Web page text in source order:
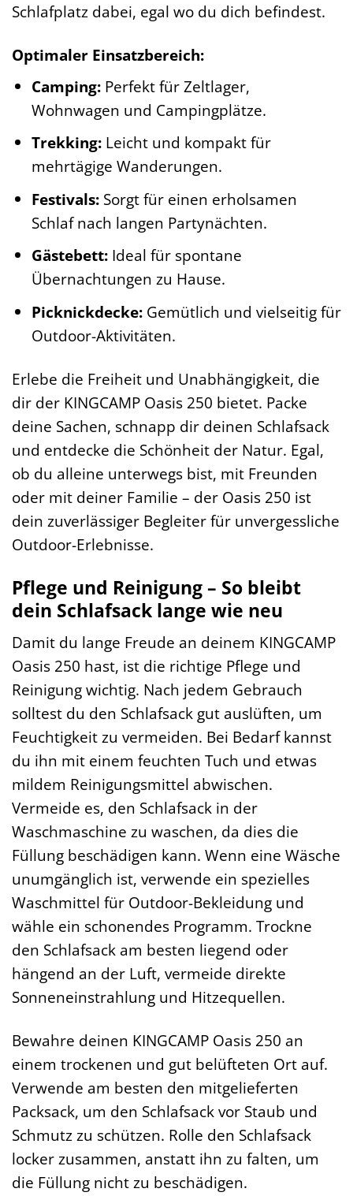
Schlafplatz dabei, egal wo du dich befindest.
Optimaler Einsatzbereich:
Camping:Perfekt für Zeltlager,
Wohnwagen und Campingplätze.
Trekking:Leicht und kompakt für
mehrtägige Wanderungen.
Festivals:Sorgt für einen erholsamen
Schlaf nach langen Partynächten.
Gästebett:Ideal für spontane
Übernachtungen zu Hause.
Picknickdecke:Gemütlich und vielseitig für
Outdoor-Aktivitäten.
Erlebe die Freiheit und Unabhängigkeit, die
dir der KINGCAMP Oasis 250 bietet. Packe
deine Sachen, schnapp dir deinen Schlafsack
und entdecke die Schönheit der Natur. Egal,
ob du alleine unterwegs bist, mit Freunden
oder mit deiner Familie – der Oasis 250 ist
dein zuverlässiger Begleiter für unvergessliche
Outdoor-Erlebnisse.
Pflege und Reinigung – So bleibt
dein Schlafsack lange wie neu
Damit du lange Freude an deinem KINGCAMP
Oasis 250 hast, ist die richtige Pflege und
Reinigung wichtig. Nach jedem Gebrauch
solltest du den Schlafsack gut auslüften, um
Feuchtigkeit zu vermeiden. Bei Bedarf kannst
du ihn mit einem feuchten Tuch und etwas
mildem Reinigungsmittel abwischen.
Vermeide es, den Schlafsack in der
Waschmaschine zu waschen, da dies die
Füllung beschädigen kann. Wenn eine Wäsche
unumgänglich ist, verwende ein spezielles
Waschmittel für Outdoor-Bekleidung und
wähle ein schonendes Programm. Trockne
den Schlafsack am besten liegend oder
hängend an der Luft, vermeide direkte
Sonneneinstrahlung und Hitzequellen.
Bewahre deinen KINGCAMP Oasis 250 an
einem trockenen und gut belüfteten Ort auf.
Verwende am besten den mitgelieferten
Packsack, um den Schlafsack vor Staub und
Schmutz zu schützen. Rolle den Schlafsack
locker zusammen, anstatt ihn zu falten, um
die Füllung nicht zu beschädigen.